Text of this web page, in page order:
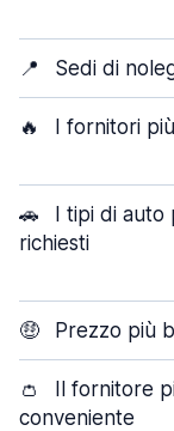
📍 Sedi di
🔥 I fornitori
🚗
I tipi di auto
richiesti
🤑 Prezzo più
👛
Il fornitore
conveniente